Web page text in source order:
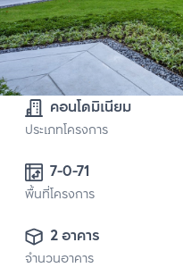
คอนโดมิเนียม
ประเภทโครงการ
7-0-71
พื้นที่โครงการ
2 อาคาร
จำนวนอาคาร